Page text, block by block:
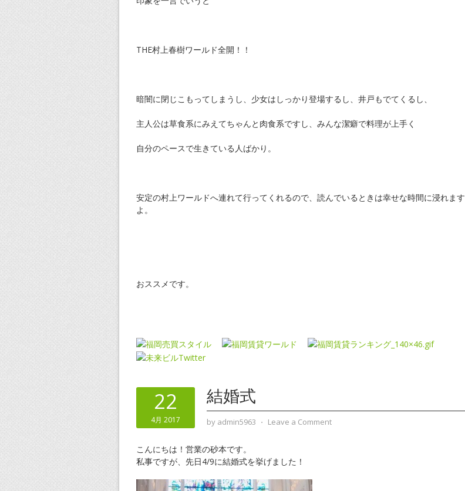
THE村上春樹ワールド全開！！
暗闇に閉じこもってしまうし、少女はしっかり登場するし、井戸もでてくるし、
主人公は草食系にみえてちゃんと肉食系ですし、みんな潔癖で料理が上手く
自分のペースで生きている人ばかり。
安定の村上ワールドへ連れて行ってくれるので、読んでいるときは幸せな時間に浸れます
よ。
おススメです。
22
4月 2017
結婚式
by admin5963 ⋅ Leave a Comment
こんにちは！営業の砂本です。
私事ですが、先日4/9に結婚式を挙げました！